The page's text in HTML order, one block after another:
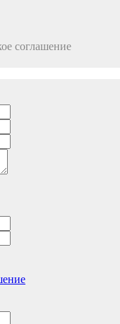
соглашение